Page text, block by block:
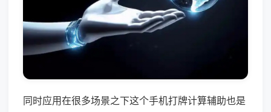
同时应用在很多场景之下这个手机打牌计算辅助也是